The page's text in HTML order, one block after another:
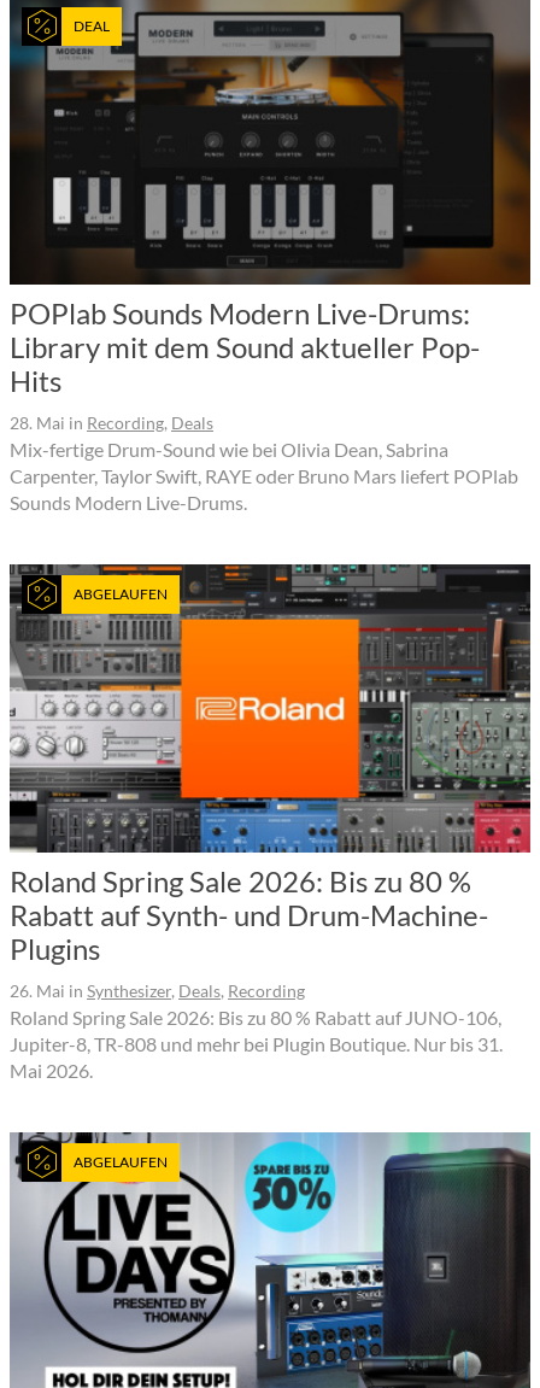
DEAL
POPlab Sounds Modern Live-Drums:
Library mit dem Sound aktueller Pop-
Hits
28. Mai in Recording, Deals
Mix-fertige Drum-Sound wie bei Olivia Dean, Sabrina
Carpenter, Taylor Swift, RAYE oder Bruno Mars liefert POPlab
Sounds Modern Live-Drums.
ABGELAUFEN
Roland Spring Sale 2026: Bis zu 80 %
Rabatt auf Synth- und Drum-Machine-
Plugins
26. Mai in Synthesizer, Deals, Recording
Roland Spring Sale 2026: Bis zu 80 % Rabatt auf JUNO-106,
Jupiter-8, TR-808 und mehr bei Plugin Boutique. Nur bis 31.
Mai 2026.
ABGELAUFEN